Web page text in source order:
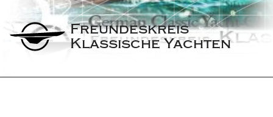
Freundeskreis
Klassische Yachten